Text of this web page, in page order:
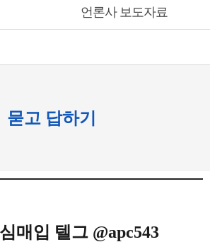
언론사 보도자료
묻고 답하기
매입 텔그 @apc543